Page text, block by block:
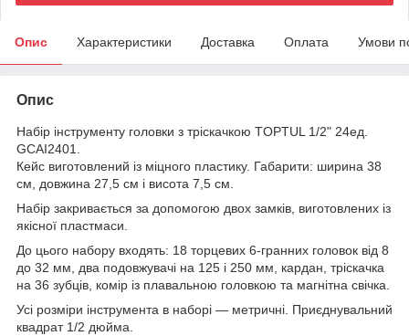
Опис Характеристики Доставка Оплата Умови
Опис
Набір інструменту головки з тріскачкою TOPTUL 1/2" 24ед.
GCAI2401.
Кейс виготовлений із міцного пластику. Габарити: ширина 38
см, довжина 27,5 см і висота 7,5 см.
Набір закривається за допомогою двох замків, виготовлених із
якісної пластмаси.
До цього набору входять: 18 торцевих 6-гранних головок від 8
до 32 мм, два подовжувачі на 125 і 250 мм, кардан, тріскачка
на 36 зубців, комір із плавальною головкою та магнітна свічка.
Усі розміри інструмента в наборі — метричні. Приєднувальний
квадрат 1/2 дюйма.